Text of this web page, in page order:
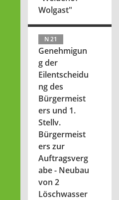
Wolgast"
N 21
Genehmigun
g der
Eilentscheidu
ng des
Bürgermeist
ers und 1.
Stellv.
Bürgermeist
ers zur
Auftragsverg
abe - Neubau
von 2
Löschwasser